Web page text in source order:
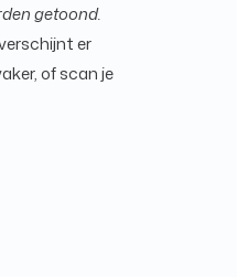
getoond.
er
of scan je